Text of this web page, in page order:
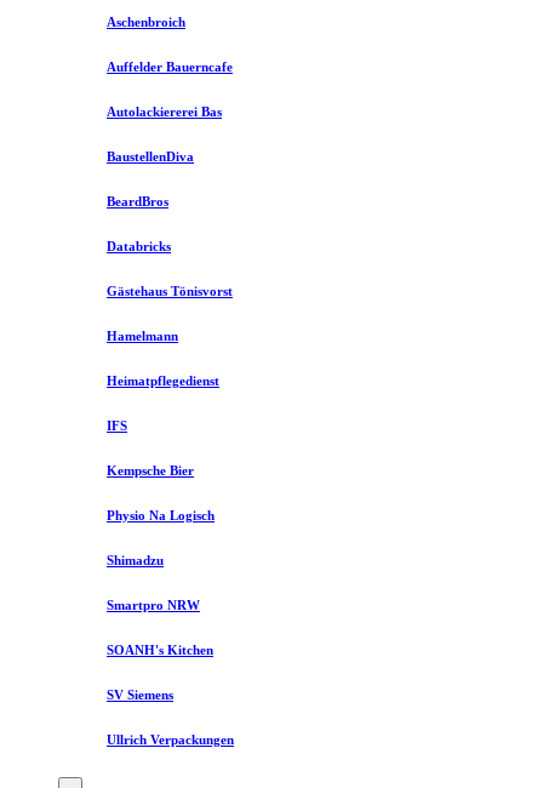
Aschenbroich
Auffelder Bauerncafe
Autolackiererei Bas
BaustellenDiva
BeardBros
Databricks
Gästehaus Tönisvorst
Hamelmann
Heimatpflegedienst
IFS
Kempsche Bier
Physio Na Logisch
Shimadzu
Smartpro NRW
SOANH's Kitchen
SV Siemens
Ullrich Verpackungen